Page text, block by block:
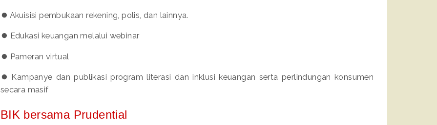
⏺️ Akuisisi pembukaan rekening, polis, dan lainnya.
⏺️ Edukasi keuangan melalui webinar
⏺️ Pameran virtual
⏺️ Kampanye dan publikasi program literasi dan inklusi keuangan serta perlindungan konsumen
secara masif
BIK bersama Prudential